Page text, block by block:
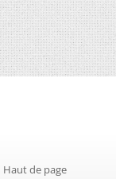
Haut de page